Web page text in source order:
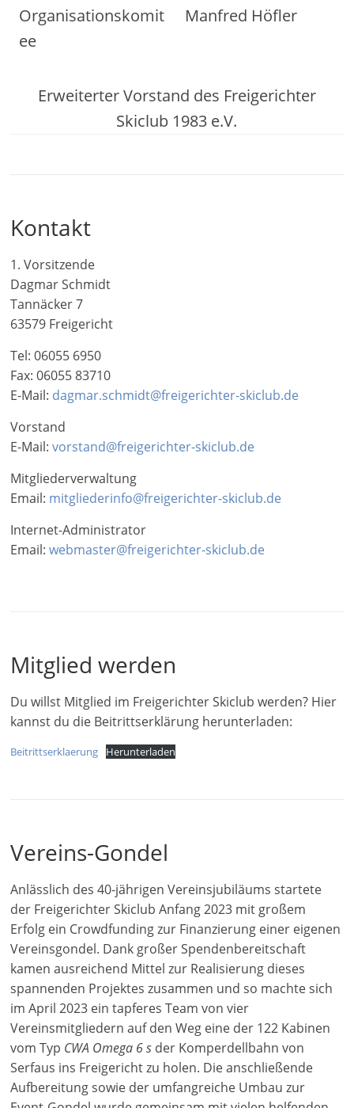
Organisationskomit
ee
Manfred Höfler
Erweiterter Vorstand des Freigerichter
Skiclub 1983 e.V.
Kontakt
1. Vorsitzende
Dagmar Schmidt
Tannäcker 7
63579 Freigericht
Tel: 06055 6950
Fax: 06055 83710
E-Mail: dagmar.schmidt@freigerichter-skiclub.de
Vorstand
E-Mail:vorstand@freigerichter-skiclub.de
Mitgliederverwaltung
Email: mitgliederinfo@freigerichter-skiclub.de
Internet-Administrator
Email:webmaster@freigerichter-skiclub.de
Mitglied werden
Du willst Mitglied im Freigerichter Skiclub werden? Hier
kannst du die Beitrittserklärung herunterladen:
Beitrittserklaerung Herunterladen
Vereins-Gondel
Anlässlich des 40-jährigen Vereinsjubiläums startete
der Freigerichter Skiclub Anfang 2023 mit großem
Erfolg ein Crowdfunding zur Finanzierung einer eigenen
Vereinsgondel. Dank großer Spendenbereitschaft
kamen ausreichend Mittel zur Realisierung dieses
spannenden Projektes zusammen und so machte sich
im April 2023 ein tapferes Team von vier
Vereinsmitgliedern auf den Weg eine der 122 Kabinen
vom Typ CWA Omega 6 s der Komperdellbahn von
Serfaus ins Freigericht zu holen. Die anschließende
Aufbereitung sowie der umfangreiche Umbau zur